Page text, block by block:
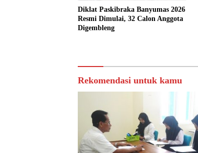
Diklat Paskibraka Banyumas 2026
Resmi Dimulai, 32 Calon Anggota
Digembleng
Rekomendasi untuk kamu